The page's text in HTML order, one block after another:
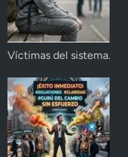
Víctimas del sistema.